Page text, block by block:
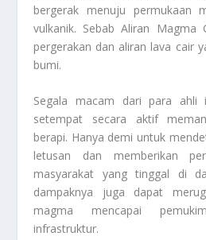
bergerak menuju permukaan
vulkanik. SebabAliran Magma
pergerakan dan aliran lava cair
bumi.
Segala macam dari para ahli
setempat secara aktif
berapi. Hanya demi untuk
letusan dan memberikan
masyarakat yang tinggal di
dampaknya juga dapat
magma mencapai
infrastruktur.